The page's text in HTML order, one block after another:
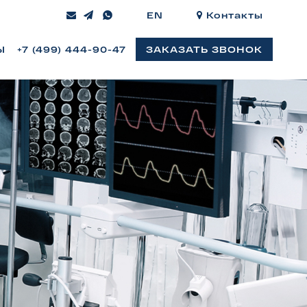
EN Контакты
+7 (499) 444-90-47 ЗАКАЗАТЬ ЗВОНОК
EN Москва
+7 (499) 444-90-47 ЗАКАЗАТЬ ЗВОНОК